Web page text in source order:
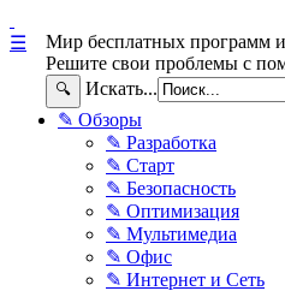
Мир бесплатных программ
Решите свои проблемы с
🔍 Искать...
☰
✎ Обзоры
✎ Разработка
✎ Старт
✎ Безопасность
✎ Оптимизация
✎ Мультимедиа
✎ Офис
✎ Интернет и Сеть